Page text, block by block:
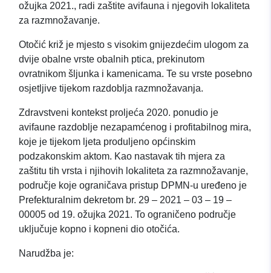
ožujka 2021., radi zaštite avifauna i njegovih lokaliteta
za razmnožavanje.
Otočić križ je mjesto s visokim gnijezdećim ulogom za
dvije obalne vrste obalnih ptica, prekinutom
ovratnikom šljunka i kamenicama. Te su vrste posebno
osjetljive tijekom razdoblja razmnožavanja.
Zdravstveni kontekst proljeća 2020. ponudio je
avifaune razdoblje nezapamćenog i profitabilnog mira,
koje je tijekom ljeta produljeno općinskim
podzakonskim aktom. Kao nastavak tih mjera za
zaštitu tih vrsta i njihovih lokaliteta za razmnožavanje,
područje koje ograničava pristup DPMN-u uređeno je
Prefekturalnim dekretom br. 29 – 2021 – 03 – 19 –
00005 od 19. ožujka 2021. To ograničeno područje
uključuje kopno i kopneni dio otočića.
Narudžba je: